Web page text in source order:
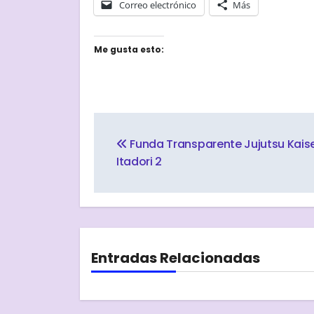
Correo electrónico Más
Me gusta esto:
de Funda Transparente Jujutsu
Itadori 2
Entradas Relacionadas